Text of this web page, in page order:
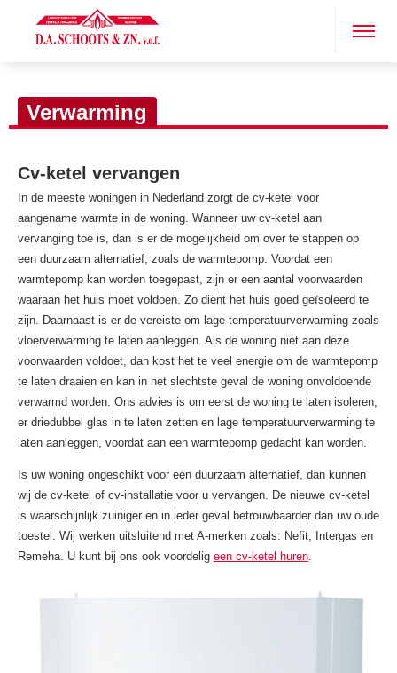
Verwarming
Cv-ketel vervangen
In de meeste woningen in Nederland zorgt de cv-ketel voor
aangename warmte in de woning. Wanneer uw cv-ketel aan
vervanging toe is, dan is er de mogelijkheid om over te stappen op
een duurzaam alternatief, zoals de warmtepomp. Voordat een
warmtepomp kan worden toegepast, zijn er een aantal voorwaarden
waaraan het huis moet voldoen. Zo dient het huis goed geïsoleerd te
zijn. Daarnaast is er de vereiste om lage temperatuurverwarming zoals
vloerverwarming te laten aanleggen. Als de woning niet aan deze
voorwaarden voldoet, dan kost het te veel energie om de warmtepomp
te laten draaien en kan in het slechtste geval de woning onvoldoende
verwarmd worden. Ons advies is om eerst de woning te laten isoleren,
er driedubbel glas in te laten zetten en lage temperatuurverwarming te
laten aanleggen, voordat aan een warmtepomp gedacht kan worden.
Is uw woning ongeschikt voor een duurzaam alternatief, dan kunnen
wij de cv-ketel of cv-installatie voor u vervangen. De nieuwe cv-ketel
is waarschijnlijk zuiniger en in ieder geval betrouwbaarder dan uw oude
toestel. Wij werken uitsluitend met A-merken zoals: Nefit, Intergas en
Remeha. U kunt bij ons ook voordelig een cv-ketel huren.